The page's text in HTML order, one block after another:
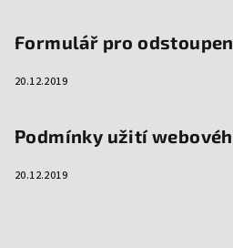
Formulář pro
20.12.2019
Podmínky užití
20.12.2019